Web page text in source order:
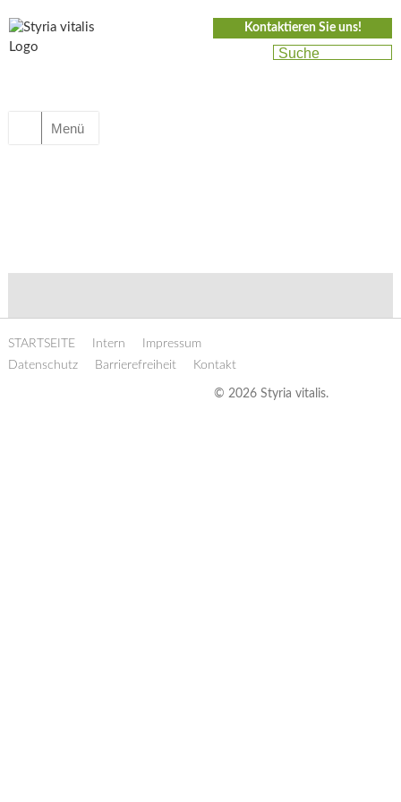
Kontaktieren Sie uns!
Menü
STARTSEITE Intern
Impressum
Datenschutz
Barrierefreiheit Kontakt
© 2026 Styria vitalis.